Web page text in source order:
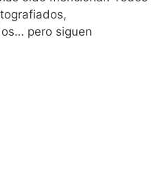
pero siguen